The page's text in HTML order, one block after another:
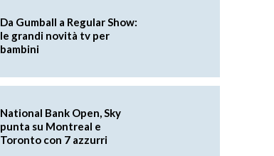
Da Gumball a Regular Show:
le grandi novità tv per
bambini
National Bank Open, Sky
punta su Montreal e
Toronto con 7 azzurri